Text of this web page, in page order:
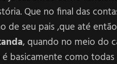
Que no final das
de seu pais ,que até
, quando no meio do
é basicamente como